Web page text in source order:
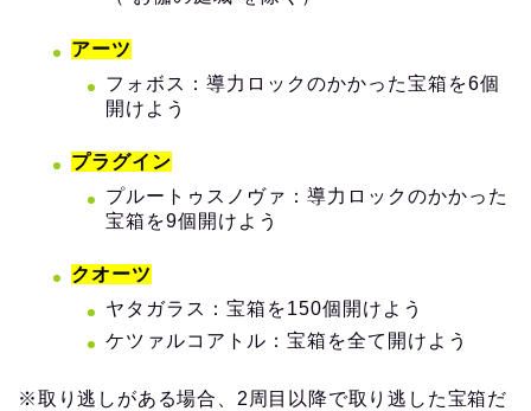
アーツ
フォボス：導力ロックのかかった宝箱を6個
開けよう
プラグイン
プルートゥスノヴァ：導力ロックのかかった
宝箱を9個開けよう
クオーツ
ヤタガラス：宝箱を150個開けよう
ケツァルコアトル：宝箱を全て開けよう
※取り逃しがある場合、2周目以降で取り逃した宝箱だ